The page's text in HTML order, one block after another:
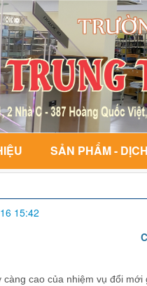
SẢN PHẨM -
15:42
cao của nhiệm vụ đổi